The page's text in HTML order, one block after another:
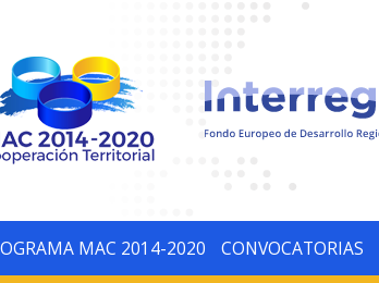
MAC 2014-2020 CONVOCATORIAS